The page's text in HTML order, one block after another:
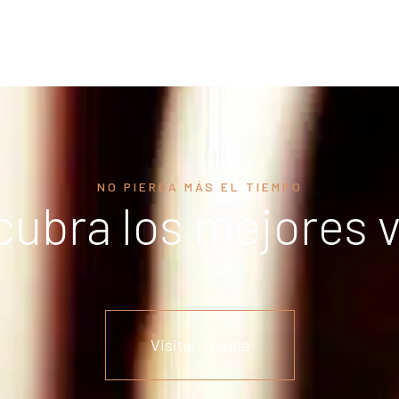
NO PIERDA MÁS EL TIEMPO
los mejores
Visitar Tienda